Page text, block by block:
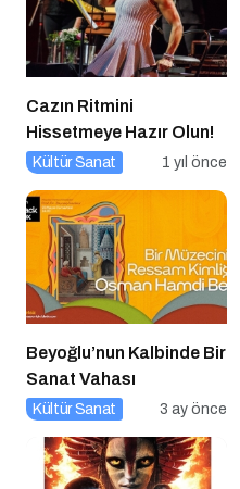
Cazın Ritmini
Hissetmeye Hazır Olun!
Kültür Sanat 1 yıl önce
Beyoğlu’nun Kalbinde Bir
Sanat Vahası
Kültür Sanat 3 ay önce